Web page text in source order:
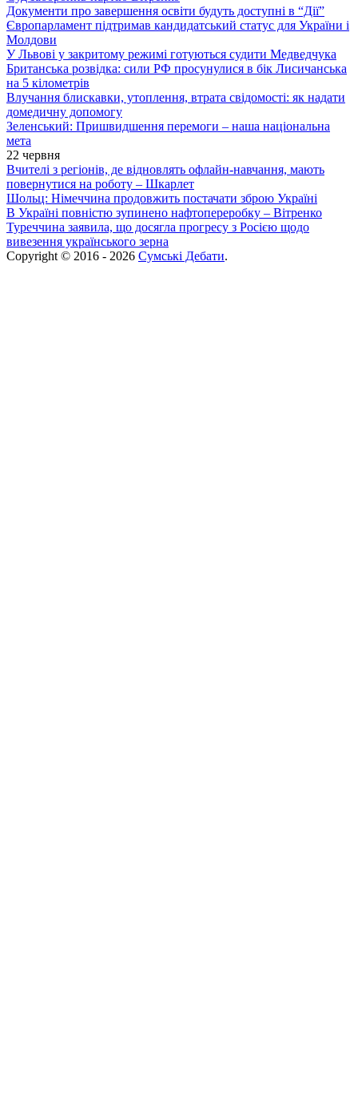
Документи про завершення освіти будуть доступні в “Дії”
Європарламент підтримав кандидатський статус для України і
Молдови
У Львові у закритому режимі готуються судити Медведчука
Британська розвідка: сили РФ просунулися в бік Лисичанська
на 5 кілометрів
Влучання блискавки, утоплення, втрата свідомості: як надати
домедичну допомогу
Зеленський: Пришвидшення перемоги – наша національна
мета
22 червня
Вчителі з регіонів, де відновлять офлайн-навчання, мають
повернутися на роботу – Шкарлет
Шольц: Німеччина продовжить постачати зброю Україні
В Україні повністю зупинено нафтопереробку – Вітренко
Туреччина заявила, що досягла прогресу з Росією щодо
вивезення українського зерна
Copyright © 2016 - 2026 Сумські Дебати.